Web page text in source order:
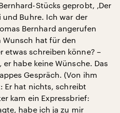
Stücks geprobt, ‚Der
Buhre. Ich war der
Bernhard angerufen
hat für den
etwas schreiben könne? –
habe keine Wünsche. Das
Gespräch. (Von ihm
Er hat nichts, schreibt
kam ein Expressbrief:
habe ich ja zu mir